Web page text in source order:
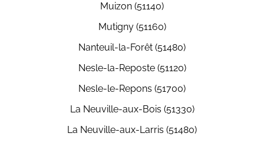
Muizon (51140)
Mutigny (51160)
Nanteuil-la-Forêt (51480)
Nesle-la-Reposte (51120)
Nesle-le-Repons (51700)
La Neuville-aux-Bois (51330)
La Neuville-aux-Larris (51480)